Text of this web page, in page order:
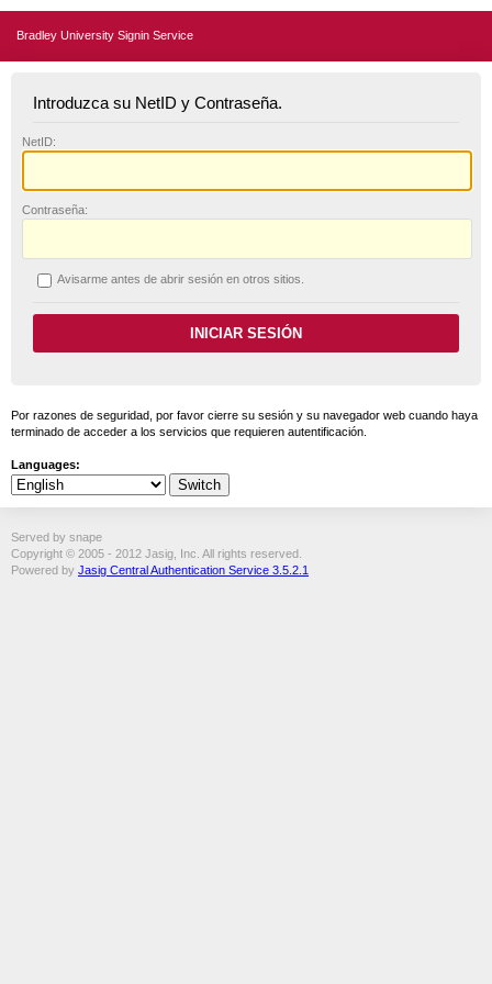
Bradley University Signin Service
Introduzca su NetID y Contraseña.
NetID:
Contraseña:
Avisarme antes de abrir sesión en otros sitios.
Por razones de seguridad, por favor cierre su sesión y su navegador web cuando haya
terminado de acceder a los servicios que requieren autentificación.
Languages:
Served by snape
Copyright © 2005 - 2012 Jasig, Inc. All rights reserved.
Powered by Jasig Central Authentication Service 3.5.2.1